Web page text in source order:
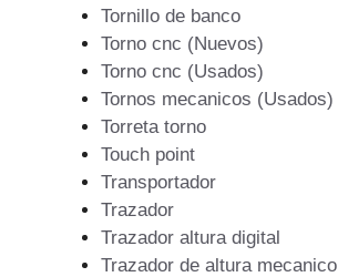
Tornillo de banco
Torno cnc (Nuevos)
Torno cnc (Usados)
Tornos mecanicos (Usados)
Torreta torno
Touch point
Transportador
Trazador
Trazador altura digital
Trazador de altura mecanico